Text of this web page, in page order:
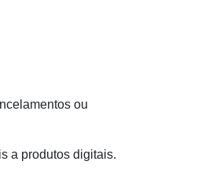
ou
a produtos digitais.